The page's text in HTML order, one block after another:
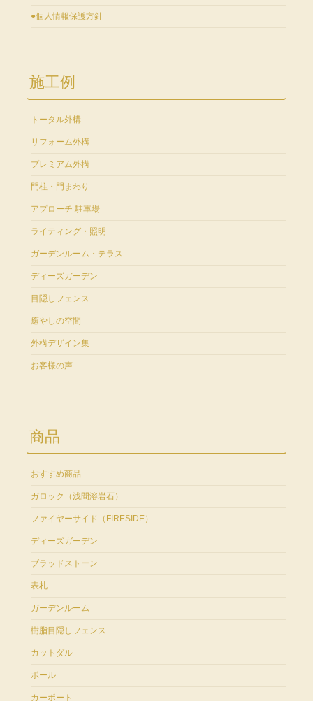
●個人情報保護方針
施工例
トータル外構
リフォーム外構
プレミアム外構
門柱・門まわり
アプローチ 駐車場
ライティング・照明
ガーデンルーム・テラス
ディーズガーデン
目隠しフェンス
癒やしの空間
外構デザイン集
お客様の声
商品
おすすめ商品
ガロック（浅間溶岩石）
ファイヤーサイド（FIRESIDE）
ディーズガーデン
ブラッドストーン
表札
ガーデンルーム
樹脂目隠しフェンス
カットダル
ポール
カーポート